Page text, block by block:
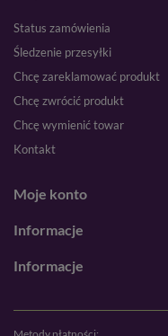
Status zamówienia
Śledzenie przesyłki
Chcę zareklamować produkt
Chcę zwrócić produkt
Chcę wymienić towar
Kontakt
Moje konto
Informacje
Informacje